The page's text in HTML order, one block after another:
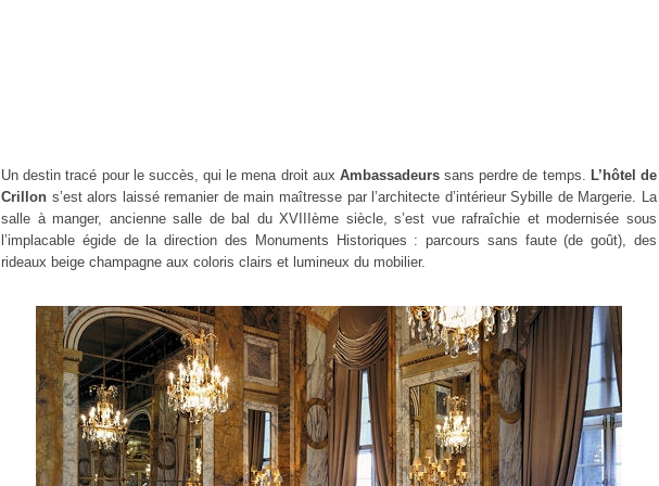
Un destin tracé pour le succès, qui le mena droit aux Ambassadeurssans perdre de temps. L’hôtel de
Crillon s’est alors laissé remanier de main maîtresse par l’architecte d’intérieur Sybille de Margerie. La
salle à manger, ancienne salle de bal du XVIIIème siècle, s’est vue rafraîchie et modernisée sous
l’implacable égide de la direction des Monuments Historiques : parcours sans faute (de goût), des
rideaux beige champagne aux coloris clairs et lumineux du mobilier.